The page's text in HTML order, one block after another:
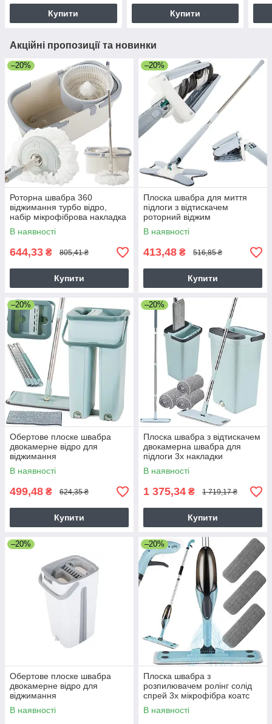
Купити Купити
Акційні пропозиції та новинки
–20%
Роторна швабра 360
віджимання турбо відро,
набір мікрофіброва накладка
В наявності
644,33 ₴ 805,41 ₴
Купити
–20%
Плоска швабра для миття
підлоги з відтискачем
роторний віджим
В наявності
413,48 ₴ 516,85 ₴
Купити
–20%
Обертове плоске швабра
двокамерне відро для
віджимання
В наявності
499,48 ₴ 624,35 ₴
Купити
–20%
Плоска швабра з відтискачем
двокамерна швабра для
підлоги 3x накладки
В наявності
1 375,34 ₴ 1 719,17 ₴
Купити
–20%
Обертове плоске швабра
двокамерне відро для
віджимання
В наявності
–20%
Плоска швабра з
розпилювачем ролінг солід
спрей 3x мікрофібра коатс
В наявності